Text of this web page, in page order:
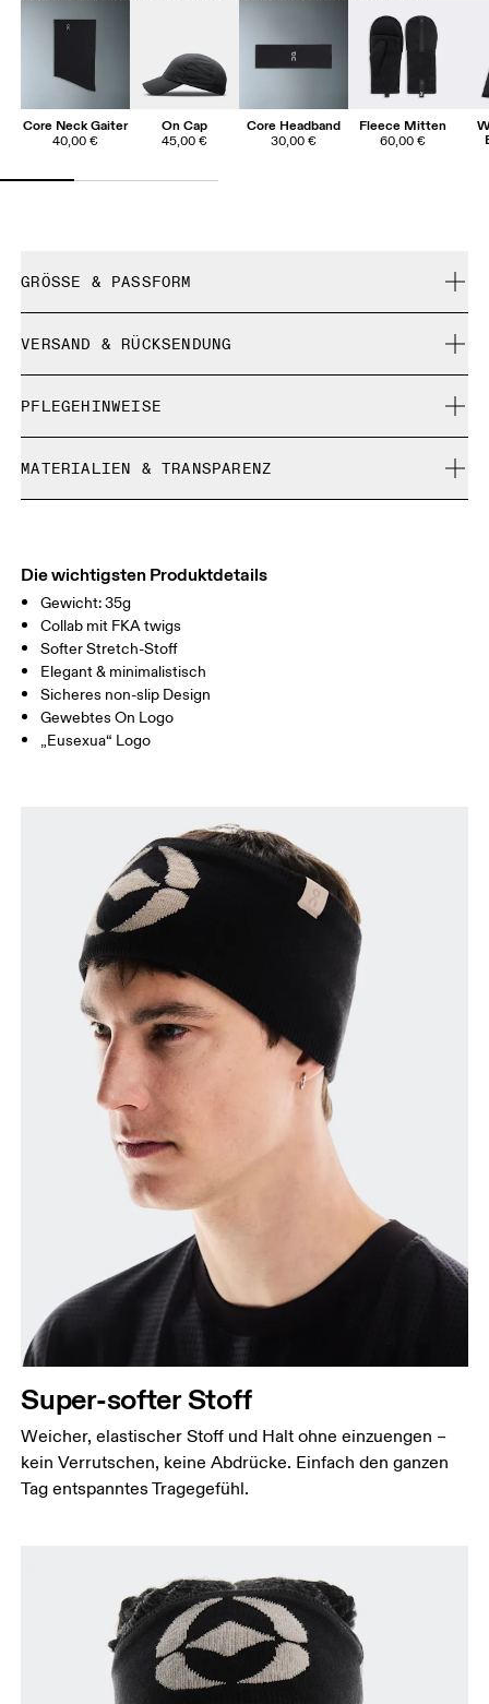
Core Neck Gaiter
40,00 €
On Cap
45,00 €
Core Headband
30,00 €
Fleece Mitten
60,00 €
GRÖSSE & PASSFORM
VERSAND & RÜCKSENDUNG
Kostenlose 30-Tage-Rückgabe
Limited-Edition-Artikel, Sonderfarben oder Letzte-
Chance-Artikel können nicht umgetauscht werden. Sie
PFLEGEHINWEISE
Chemische Reinigung möglich
Warme Handwäsche
MATERIALIEN & TRANSPARENZ
Herkunftsland
Indonesien
Die wichtigsten Produktdetails
Gewicht: 35g
Collab mit FKA twigs
Softer Stretch-Stoff
Elegant & minimalistisch
Sicheres non-slip Design
Gewebtes On Logo
„Eusexua“ Logo
Super-softer Stoff
Weicher, elastischer Stoff und Halt ohne einzuengen –
kein Verrutschen, keine Abdrücke. Einfach den ganzen
Tag entspanntes Tragegefühl.